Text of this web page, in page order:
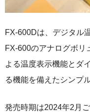
FX-600Dは、デジタル
FX-600のアナログボリ
よる温度表示機能とダ
る機能を備えたシンプ
発売時期は2024年2月